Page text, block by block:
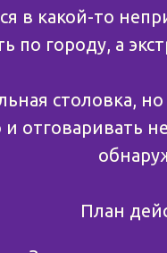
в какой-то
по городу, а
столовка,
отговаривать
План